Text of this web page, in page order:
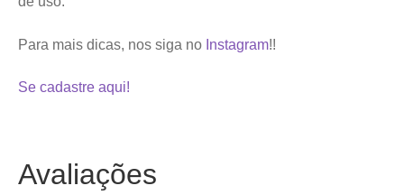
Para mais dicas, nos siga no Instagram!!
Se cadastre aqui!
Avaliações